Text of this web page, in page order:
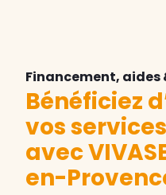
Financement, aides
Bénéficiez
vos
avec
en-